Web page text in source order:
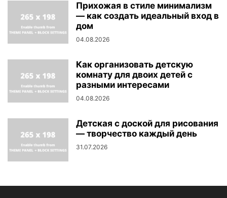
Прихожая в стиле минимализм
— как создать идеальный вход в
дом
04.08.2026
Как организовать детскую
комнату для двоих детей с
разными интересами
04.08.2026
Детская с доской для рисования
— творчество каждый день
31.07.2026